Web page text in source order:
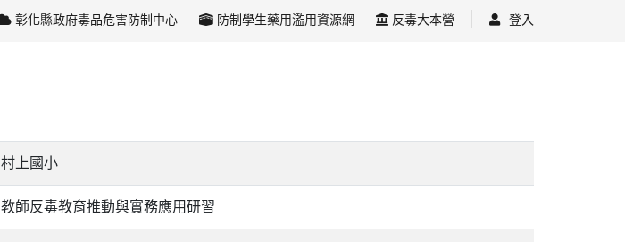
彰化縣政府毒品危害防制中心 防制學生藥用濫用資源網 反毒大本營 登入
村上國小
教師反毒教育推動與實務應用研習